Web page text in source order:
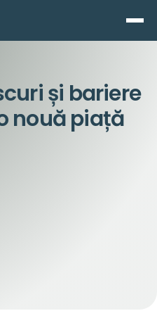
și bariere
nouă piață